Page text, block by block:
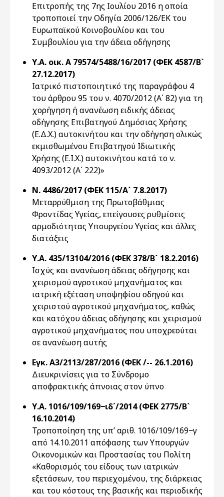
Επιτροπής της 7ης Ιουλίου 2016 η οποία
τροποποιεί την Οδηγία 2006/126/ΕΚ του
Ευρωπαϊκού Κοινοβουλίου και του
Συμβουλίου για την άδεια οδήγησης
Υ.Α. οικ. A 79574/5488/16/2017 (ΦΕΚ 4587/Β`
27.12.2017)
Ιατρικό πιστοποιητικό της παραγράφου 4
του άρθρου 95 του ν. 4070/2012 (Α΄ 82) για τη
χορήγηση ή ανανέωση ειδικής άδειας
οδήγησης Επιβατηγού Δημόσιας Χρήσης
(Ε.Δ.Χ.) αυτοκινήτου και την οδήγηση ολικώς
εκμισθωμένου Επιβατηγού Ιδιωτικής
Χρήσης (Ε.Ι.Χ.) αυτοκινήτου κατά το ν.
4093/2012 (Α΄ 222)»
Ν. 4486/2017 (ΦΕΚ 115/Α` 7.8.2017)
Μεταρρύθμιση της Πρωτοβάθμιας
Φροντίδας Υγείας, επείγουσες ρυθμίσεις
αρμοδιότητας Υπουργείου Υγείας και άλλες
διατάξεις
Υ.Α. 435/13104/2016 (ΦΕΚ 378/Β` 18.2.2016)
Ισχύς και ανανέωση άδειας οδήγησης και
χειρισμού αγροτικού μηχανήματος και
ιατρική εξέταση υποψηφίου οδηγού και
χειριστού αγροτικού μηχανήματος, καθώς
και κατόχου άδειας οδήγησης και χειρισμού
αγροτικού μηχανήματος που υποχρεούται
σε ανανέωση αυτής
Εγκ. Α3/2113/287/2016 (ΦΕΚ /-- 26.1.2016)
Διευκρινίσεις για το Σύνδρομο
αποφρακτικής άπνοιας στον ύπνο
Υ.Α. 1016/109/169−ιδ΄/2014 (ΦΕΚ 2775/Β`
16.10.2014)
Τροποποίηση της υπ’ αριθ. 1016/109/169−γ
από 14.10.2011 απόφασης των Υπουργών
Οικονομικών και Προστασίας του Πολίτη
«Καθορισμός του είδους των ιατρικών
εξετάσεων, του περιεχομένου, της διάρκειας
και του κόστους της βασικής και περιοδικής